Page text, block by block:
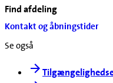
Find afdeling
Kontakt og åbningstider
Se også